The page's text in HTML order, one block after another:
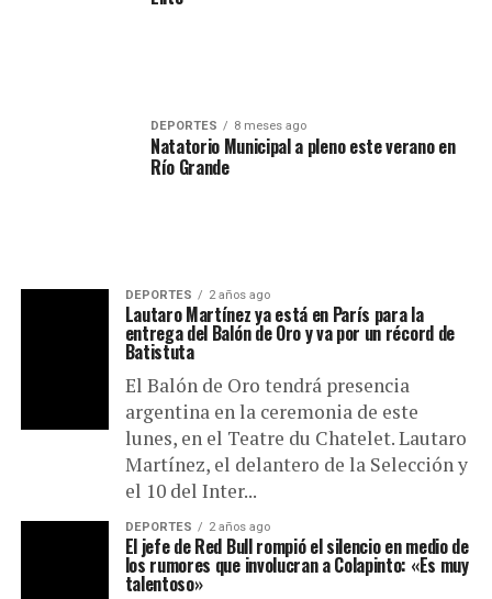
DEPORTES 8 meses ago
Natatorio Municipal a pleno este verano en
Río Grande
DEPORTES 2 años ago
Lautaro Martínez ya está en París para la
entrega del Balón de Oro y va por un récord de
Batistuta
El Balón de Oro tendrá presencia
argentina en la ceremonia de este
lunes, en el Teatre du Chatelet. Lautaro
Martínez, el delantero de la Selección y
el 10 del Inter...
DEPORTES 2 años ago
El jefe de Red Bull rompió el silencio en medio de
los rumores que involucran a Colapinto: «Es muy
talentoso»